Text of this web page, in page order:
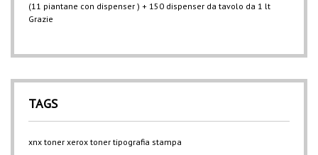
(11 piantane con dispenser ) + 150 dispenser da tavolo da 1 lt
Grazie
TAGS
xnx toner xerox toner tipografia stampa